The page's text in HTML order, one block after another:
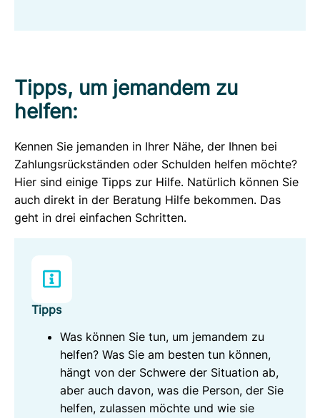
Tipps, um jemandem zu
helfen:
Kennen Sie jemanden in Ihrer Nähe, der Ihnen bei
Zahlungsrückständen oder Schulden helfen möchte?
Hier sind einige Tipps zur Hilfe. Natürlich können Sie
auch direkt in der Beratung Hilfe bekommen. Das
geht in drei einfachen Schritten.
Tipps
Was können Sie tun, um jemandem zu
helfen? Was Sie am besten tun können,
hängt von der Schwere der Situation ab,
aber auch davon, was die Person, der Sie
helfen, zulassen möchte und wie sie